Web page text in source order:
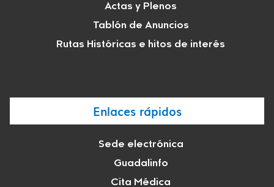
Actas y Plenos
Tablón de Anuncios
Rutas Históricas e hitos de interés
Enlaces rápidos
Sede electrónica
Guadalinfo
Cita Médica